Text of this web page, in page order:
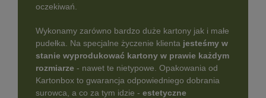
oczekiwań.
Wykonamy zarówno bardzo duże kartony jak i małe
pudełka. Na specjalne życzenie klienta jesteśmy w
stanie wyprodukować kartony w prawie każdym
rozmiarze - nawet te nietypowe. Opakowania od
Kartonbox to gwarancja odpowiedniego dobrania
surowca, a co za tym idzie - estetyczne